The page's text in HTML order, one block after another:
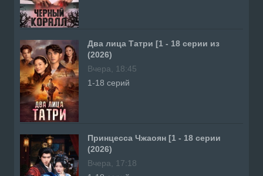
Два лица Татри [1 - 18 серии из
(2026)
Вчера, 18:45
1-18 серий
Принцесса Чжаоян [1 - 18 серии
(2026)
Вчера, 17:18